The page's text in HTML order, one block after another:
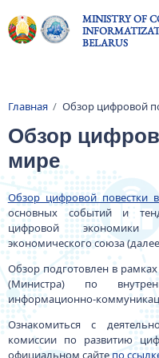
MINISTRY OF
BELARUS
Breadcrumb
Главная Обзор цифровой
Обзор
мире
Обзор цифровой повестки
основных событий и
цифровой экономики
экономического союза
Обзор подготовлен в
(Министра) по
информационно-
Ознакомиться с
комиссии по развитию
официальном сайте по